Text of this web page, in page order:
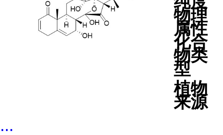
物理
属性
化合
物类
型
植物
来源
...